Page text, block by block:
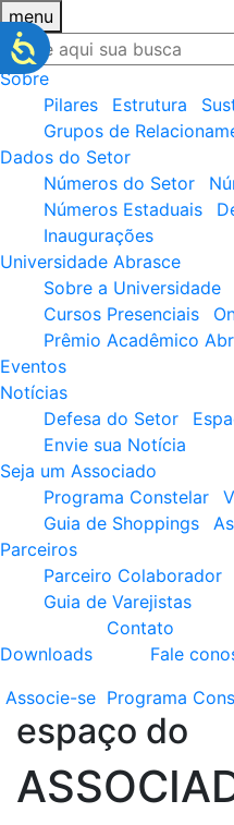
menu
Sobre
Pilares
Estrutura
Grupos de
Dados do Setor
Números do Setor
Números Estaduais
Inaugurações
Universidade Abrasce
Sobre a Universidade
Cursos Presenciais
Prêmio Acadêmico
Eventos
Notícias
Defesa do Setor
Envie sua Notícia
Seja um Associado
Programa Constelar
Guia de Shoppings
Parceiros
Parceiro Colaborador
Guia de Varejistas
Downloads
Contato
Fale
Associe-se Programa
espaço do